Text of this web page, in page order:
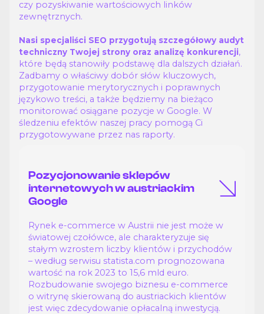
czy pozyskiwanie wartościowych linków
zewnętrznych.
Nasi specjaliści SEO przygotują szczegółowy audyt
techniczny Twojej strony oraz analizę konkurencji,
które będą stanowiły podstawę dla dalszych działań.
Zadbamy o właściwy dobór słów kluczowych,
przygotowanie merytorycznych i poprawnych
językowo treści, a także będziemy na bieżąco
monitorować osiągane pozycje w Google. W
śledzeniu efektów naszej pracy pomogą Ci
przygotowywane przez nas raporty.
Pozycjonowanie sklepów
internetowych w austriackim
Google
Rynek e-commerce w Austrii nie jest może w
światowej czołówce, ale charakteryzuje się
stałym wzrostem liczby klientów i przychodów
– według serwisu statista.com prognozowana
wartość na rok 2023 to 15,6 mld euro.
Rozbudowanie swojego biznesu e-commerce
o witrynę skierowaną do austriackich klientów
jest więc zdecydowanie opłacalną inwestycją.